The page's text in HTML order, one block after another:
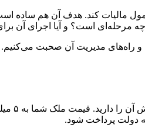
کند. هدف آن هم ساده است:
چه مرحله‌ای است؟ و آیا اجرای
راه‌های مدیریت آن صحبت می‌کنیم.
دولت پرداخت شود.